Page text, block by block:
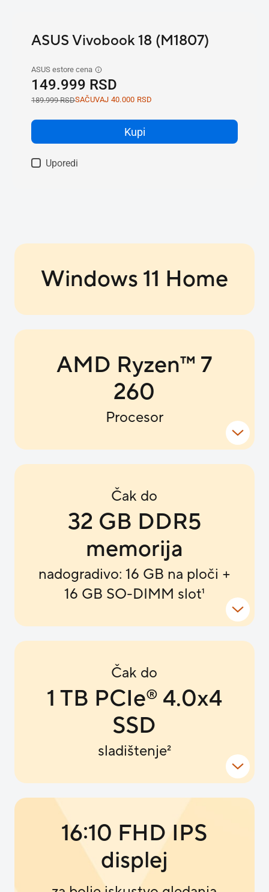
Windows 11 Home
AMD Ryzen™ 7
260
Procesor
Čak do
32 GB DDR5
memorija
nadogradivo: 16 GB na ploči +
16 GB SO-DIMM slot1
Čak do
1 TB PCIe® 4.0x4
SSD
sladištenje2
16:10 FHD IPS
displej